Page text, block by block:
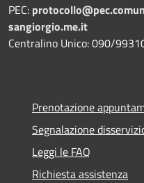
PEC:
sangiorgio.me.it
Centralino Unico: 090/
Prenotazione
Segnalazione
Leggi le FAQ
Richiesta assistenza